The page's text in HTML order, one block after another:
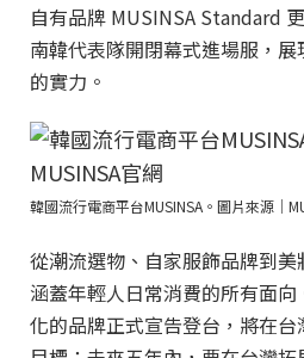
自有品牌 MUSINSA Standard
南韓代表隊開閉幕式進場服，
的實力。
韓國流行電商平台MUSINSA。圖片來源｜
從潮流選物、自家服飾品牌到
涵蓋年輕人日常消費的所有面
化的品牌正式宣告登台，將在